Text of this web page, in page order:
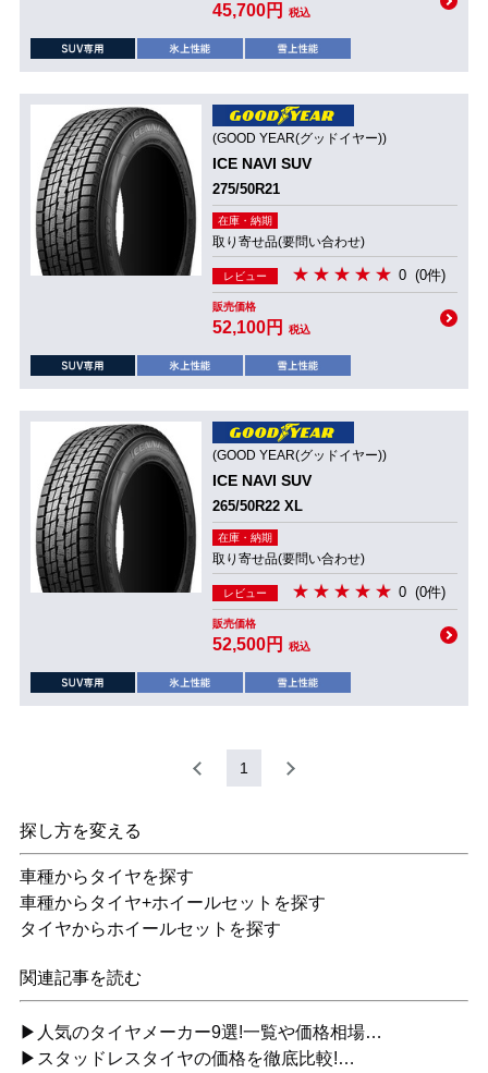
45,700円 税込
(GOOD YEAR(グッドイヤー))
ICE NAVI SUV
275/50R21
在庫・納期
取り寄せ品(要問い合わせ)
レビュー 0 (0件)
販売価格
52,100円 税込
(GOOD YEAR(グッドイヤー))
ICE NAVI SUV
265/50R22 XL
在庫・納期
取り寄せ品(要問い合わせ)
レビュー 0 (0件)
販売価格
52,500円 税込
1
探し方を変える
車種からタイヤを探す
車種からタイヤ+ホイールセットを探す
タイヤからホイールセットを探す
関連記事を読む
▶人気のタイヤメーカー9選!一覧や価格相場…
▶スタッドレスタイヤの価格を徹底比較!…